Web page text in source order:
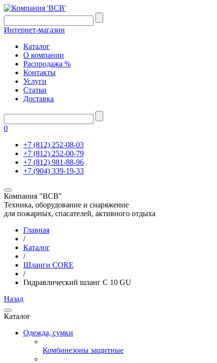
Интернет-магазин
Каталог
О компании
Распродажа %
Контакты
Услуги
Статьи
Доставка
0
+7 (812) 252-08-03
+7 (812) 252-00-79
+7 (812) 981-88-96
+7 (904) 339-19-33
Компания "ВСВ"
Техника, оборудование и снаряжение
для пожарных, спасателей, активного отдыха
Главная
/
Каталог
/
Шланги CORE
/
Гидравлический шланг C 10 GU
Назад
Каталог
Одежда, сумки
Комбинезоны защитные